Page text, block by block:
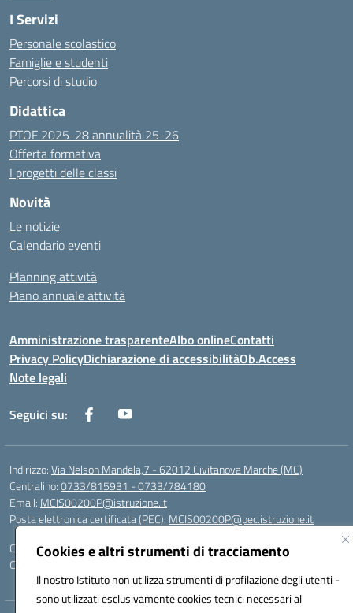
Cookies e altri strumenti di tracciamento
Il nostro Istituto non utilizza strumenti di profilazione degli utenti -
sono utilizzati esclusivamente cookies tecnici necessari al
I Servizi
Personale scolastico
Famiglie e studenti
Percorsi di studio
Didattica
PTOF 2025-28 annualità 25-26
Offerta formativa
I progetti delle classi
Novità
Le notizie
Calendario eventi
Planning attività
Piano annuale attività
Amministrazione trasparenteAlbo onlineContatti
Privacy PolicyDichiarazione di accessibilitàOb.Access
Note legali
Seguici su:
Indirizzo:Via Nelson Mandela,7 - 62012 Civitanova Marche (MC)
Centralino:0733/815931 - 0733/784180
Email: MCIS00200P@istruzione.it
Posta elettronica certificata (PEC): MCIS00200P@pec.istruzione.it
Codice fiscale: 80006860433
Codice meccanografico: